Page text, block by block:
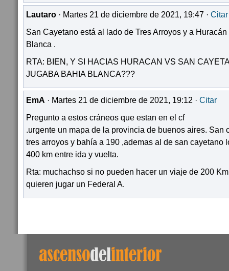
Lautaro · Martes 21 de diciembre de 2021, 19:47 · Citar
San Cayetano está al lado de Tres Arroyos y a
Blanca .
RTA: BIEN, Y SI HACIAS HURACAN VS SAN
JUGABA BAHIA BLANCA???
EmA · Martes 21 de diciembre de 2021, 19:12 · Citar
Pregunto a estos cráneos que estan en el cf
.urgente un mapa de la provincia de buenos aires. San
tres arroyos y bahía a 190 ,ademas al de san cayetano
400 km entre ida y vuelta.
Rta: muchachso si no pueden hacer un viaje de 200
quieren jugar un Federal A.